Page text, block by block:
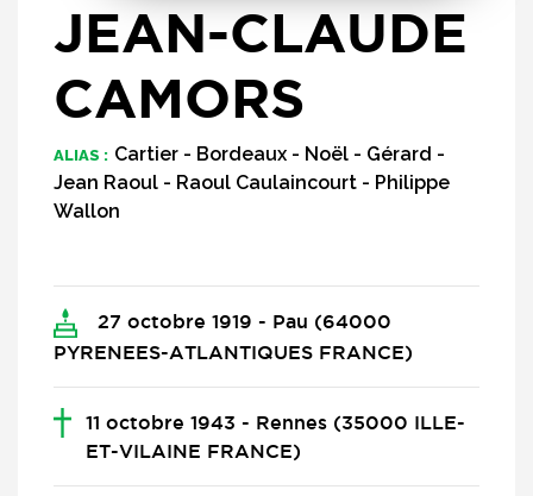
JEAN-CLAUDE
CAMORS
ALIAS : Cartier - Bordeaux - Noël - Gérard -
Jean Raoul - Raoul Caulaincourt - Philippe
Wallon
27 octobre 1919 - Pau (64000
PYRENEES-ATLANTIQUES FRANCE)
11 octobre 1943 - Rennes (35000 ILLE-
ET-VILAINE FRANCE)